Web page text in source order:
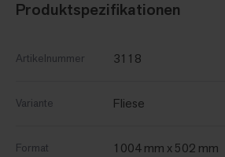
Produktspezifikationen
Artikelnummer 3118
Variante Fliese
Format 1004 mm x 502 mm